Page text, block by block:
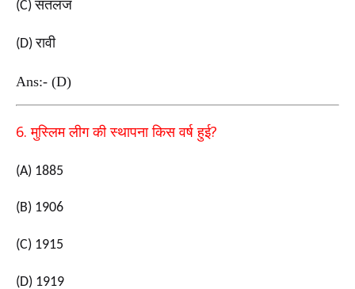
(C)सतलज
(D)रावी
Ans:- (D)
6.मुस्लिम लीग की स्थापना किस वर्ष हुई?
(A) 1885
(B) 1906
(C) 1915
(D) 1919